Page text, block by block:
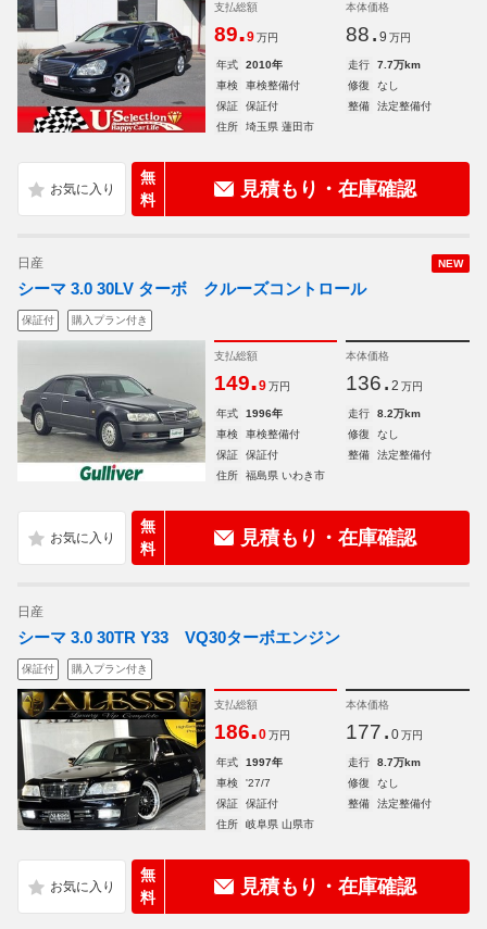
支払総額
89.9 万円
本体価格
88. 9 万円
年式 2010年 走行
7.7万km
車検
車検整備付 修復
なし
保証
保証付 整備
法定整備付
住所
埼玉県 蓮田市
無
料
見積もり・在庫確認
NEW
日産
シーマ 3.0 30LV ターボ クルーズコントロール
保証付 購入プラン付き
支払総額
149.9 万円
本体価格
136. 2 万円
年式 1996年 走行
8.2万km
車検
車検整備付 修復
なし
保証
保証付 整備
法定整備付
住所
福島県 いわき市
無
料
見積もり・在庫確認
日産
シーマ 3.0 30TR Y33 VQ30ターボエンジン
保証付 購入プラン付き
支払総額
186.0 万円
本体価格
177. 0 万円
年式 1997年 走行
8.7万km
車検
'27/7 修復
なし
保証
保証付 整備
法定整備付
住所
岐阜県 山県市
無
料
見積もり・在庫確認